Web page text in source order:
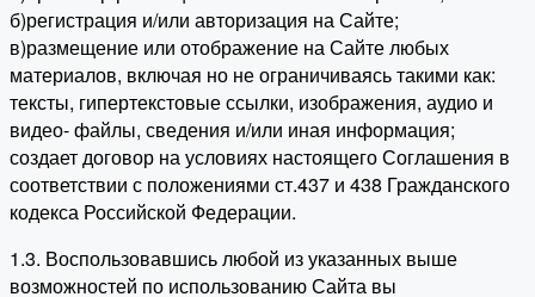
б)регистрация и/или авторизация на Сайте;
в)размещение или отображение на Сайте любых
материалов, включая но не ограничиваясь такими как:
тексты, гипертекстовые ссылки, изображения, аудио и
видео- файлы, сведения и/или иная информация;
создает договор на условиях настоящего Соглашения в
соответствии с положениями ст.437 и 438 Гражданского
кодекса Российской Федерации.
1.3. Воспользовавшись любой из указанных выше
возможностей по использованию Сайта вы